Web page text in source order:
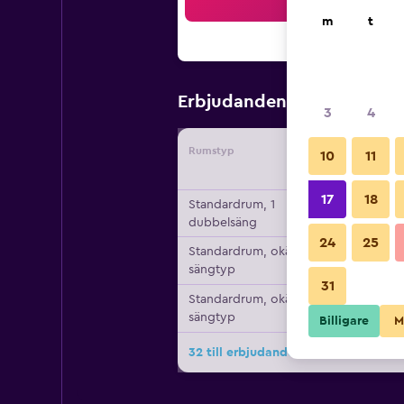
Erbjudanden från
Rumstyp
Standardrum, 1
dubbelsäng
Standardrum, okänd
sängtyp
Standardrum, okänd
sängtyp
32 till erbjudanden för Tallinn Viimsi
m t
3 4
10 11
17 18
24 25
31
Billigare